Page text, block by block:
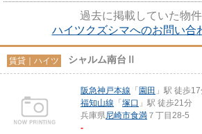
過去に掲載していた物件
ハイツクズシマへのお問い合
賃貸｜ハイツ シャルム南台Ⅱ
阪急神戸本線 「 園田 」駅 徒歩
福知山線 「 塚口 」駅 徒歩21分
兵庫県尼崎市食満 ７丁目28-5
-